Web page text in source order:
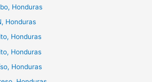
Honduras
Honduras
Honduras
Honduras
Honduras